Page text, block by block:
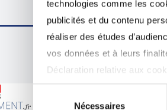
technologies comme les
publicités et du contenu
réaliser des études
vos données et à leurs
Déclaration relative aux
Si vous le permettez, nous
Nécessaires
Examen